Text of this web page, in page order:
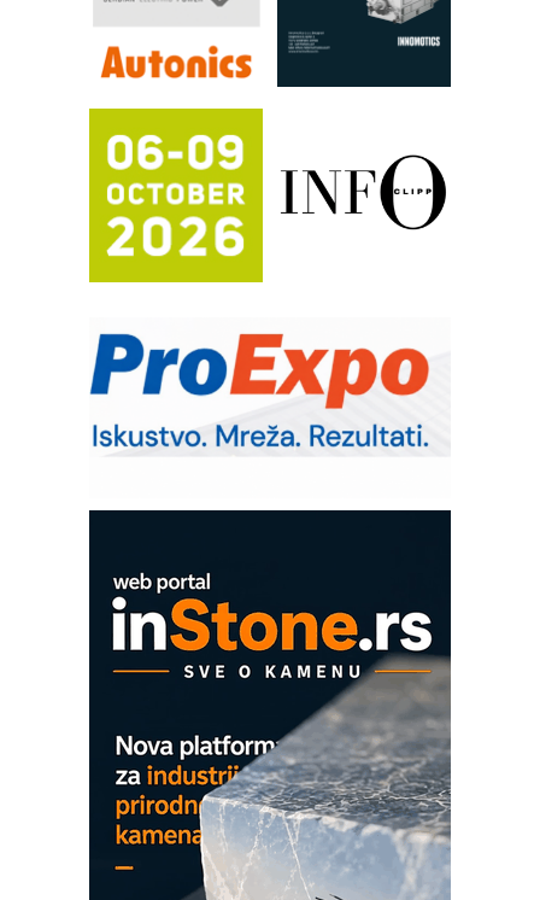
RILINEX kompanije Rittal
FANUC: Najbolje za vašu pametnu
Efikasno upravljanje energijom
Automatizacija pakovanja · Display
(Shelf-Ready) omotnice
Potpuna efikasnost bez složenih
sistema
Trajna oznaka kao dugoročna korist
IB BLUMENAUER - više od 40 godina
poverenja u industriji
RMQ-TITAN ADVANCED INDICATOR
– Pametna signalizacija za efikasnije
upravljanje mašinama
era CNC merenja
Proizvodnja iC7 Hybrid 1500 VDC
mrežnog pretvarača sa tečnim
hlađenjem
COMBYPACK
EVOKS Maintenance Management